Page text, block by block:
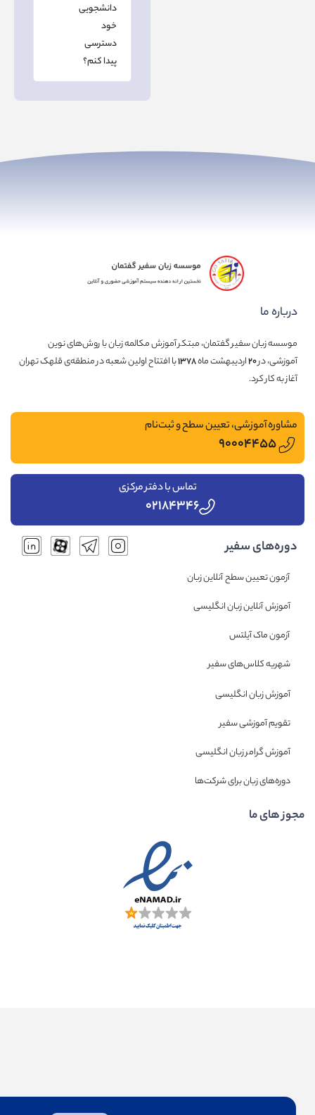
دانشجویی
خود
دسترسی
پیدا کنم؟
درباره ما
موسسه زبان سفیر گفتمان، مبتکر آموزش مکالمه زبان با روش‌های نوین
آموزشی، در۲۰اردیبهشت ماه۱۳۷۸با افتتاح اولین شعبه در منطقه‌ی قلهک تهران
آغاز به کار کرد.
مشاوره آموزشی، تعیین سطح و ثبت‌نام
۹۰۰۰۴۴۵۵
تماس با دفتر مرکزی
۰۲۱۸۴۳۴۶
دوره‌های سفیر
آزمون تعیین سطح آنلاین زبان
آموزش آنلاین زبان انگلیسی
آزمون ماک آیلتس
شهریه کلاس‌های سفیر
آموزش زبان انگلیسی
تقویم آموزشی سفیر
آموزش گرامر زبان انگلیسی
دوره‌های زبان برای شرکت‌ها
های ما